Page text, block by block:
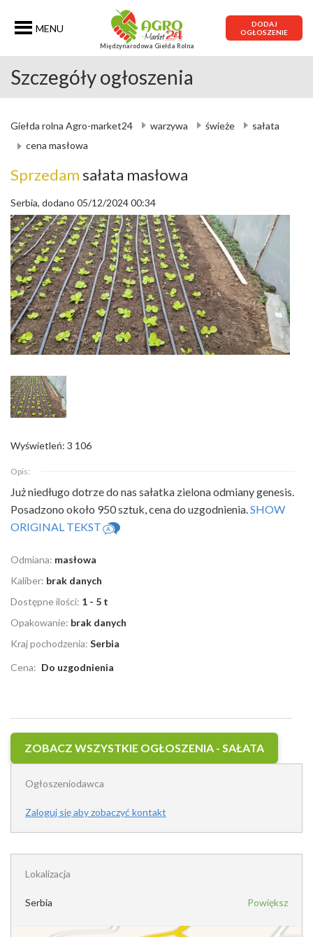
MENU
Międzynarodowa Giełda Rolna
DODAJ
OGŁOSZENIE
Szczegóły ogłoszenia
Giełda rolna Agro-market24 warzywa świeże
sałata
cena masłowa
Sprzedam sałata masłowa
Serbia, dodano 05/12/2024 00:34
Wyświetleń: 3 106
Opis:
Już niedługo dotrze do nas sałatka zielona odmiany genesis.
Posadzono około 950 sztuk, cena do uzgodnienia. SHOW
ORIGINAL TEKST
Odmiana: masłowa
Kaliber: brak danych
Dostępne ilości: 1 - 5 t
Opakowanie: brak danych
Kraj pochodzenia: Serbia
Cena: Do uzgodnienia
ZOBACZ WSZYSTKIE OGŁOSZENIA - SAŁATA
Ogłoszeniodawca
Zaloguj się aby zobaczyć kontakt
Lokalizacja
Serbia Powiększ